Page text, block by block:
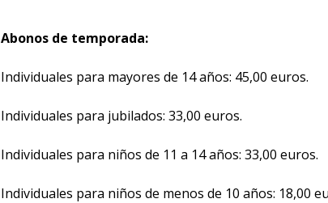
Abonos de temporada:
Individuales para mayores de 14 años: 45,00 euros.
Individuales para jubilados: 33,00 euros.
Individuales para niños de 11 a 14 años: 33,00 euros.
Individuales para niños de menos de 10 años: 18,00